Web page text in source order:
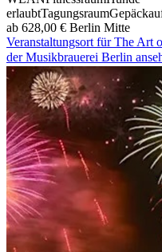
erlaubtTagungsraum
ab 628,00 € Berlin Mitte
Veranstaltungsort für The Art
der Musikbrauerei Berlin